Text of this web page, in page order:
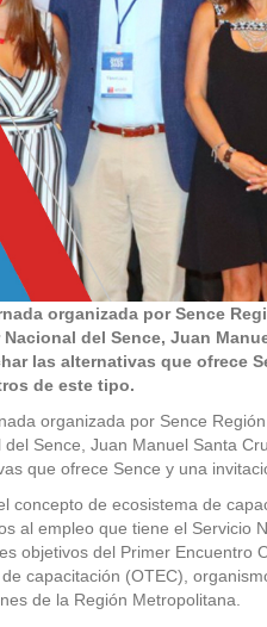
organizada por Sence
Nacional del Sence, Juan
las alternativas que ofrece
de este tipo.
organizada por Sence
del Sence, Juan Manuel Santa
que ofrece Sence y una
concepto de ecosistema de
al empleo que tiene el Servicio
objetivos del Primer Encuentro
capacitación (OTEC),
de la Región Metropolitana.